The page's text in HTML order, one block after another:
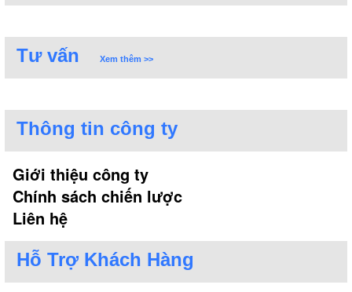
Tư vấn Xem thêm >>
Thông tin công ty
Giới thiệu công ty
Chính sách chiến lược
Liên hệ
Hỗ Trợ Khách Hàng